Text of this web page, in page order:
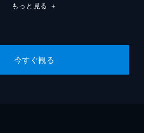
もっと見る ＋
今すぐ観る